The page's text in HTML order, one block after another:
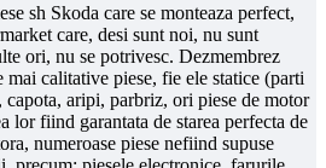
sh Skoda care se monteaza perfect,
care, desi sunt noi, nu sunt
ori, nu se potrivesc. Dezmembrez
mai calitative piese, fie ele statice (parti
capota, aripi, parbriz, ori piese de motor
lor fiind garantata de starea perfecta de
numeroase piese nefiind supuse